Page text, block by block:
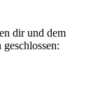
dir und dem